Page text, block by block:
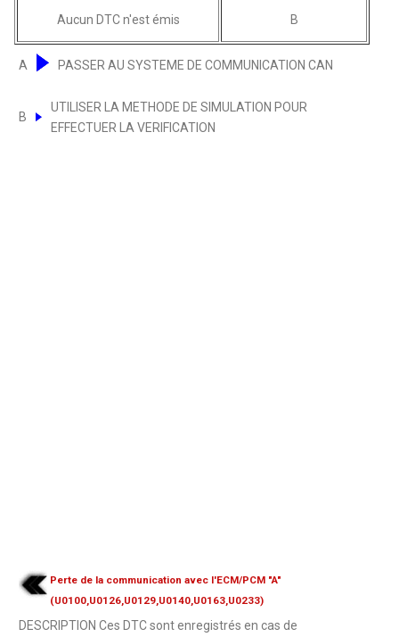
Aucun DTC n'est émis B
A PASSER AU SYSTEME DE COMMUNICATION CAN
B
UTILISER LA METHODE DE SIMULATION POUR
EFFECTUER LA VERIFICATION
Perte de la communication avec l'ECM/PCM "A"
(U0100,U0126,U0129,U0140,U0163,U0233)
DESCRIPTION Ces DTC sont enregistrés en cas de